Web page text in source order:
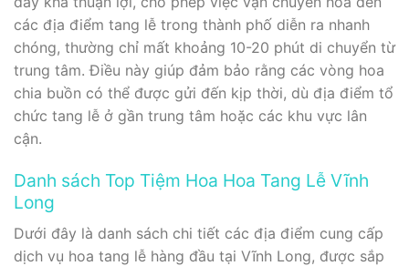
các địa điểm tang lễ trong thành phố diễn ra nhanh
chóng, thường chỉ mất khoảng 10-20 phút di chuyển từ
trung tâm. Điều này giúp đảm bảo rằng các vòng hoa
chia buồn có thể được gửi đến kịp thời, dù địa điểm tổ
chức tang lễ ở gần trung tâm hoặc các khu vực lân
cận.
Danh sách Top Tiệm Hoa Hoa Tang Lễ Vĩnh
Long
Dưới đây là danh sách chi tiết các địa điểm cung cấp
dịch vụ hoa tang lễ hàng đầu tại Vĩnh Long, được sắp